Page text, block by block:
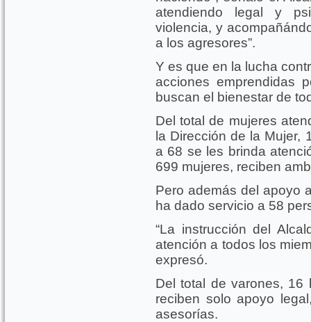
atendiendo legal y
violencia, y
a los agresores”.
Y es que en la lucha
acciones emprendidas
buscan el bienestar de
Del total de mujeres
la Dirección de la Mujer,
a 68 se les brinda
699 mujeres, reciben
Pero además del apoyo
ha dado servicio a 58
“La instrucción del
atención a todos los
expresó.
Del total de varones, 16
reciben solo apoyo
asesorías.